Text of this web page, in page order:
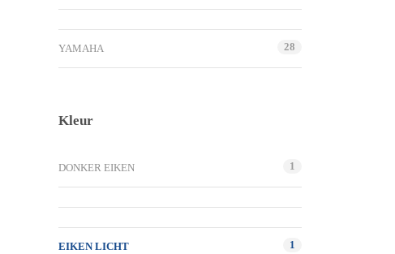
YAMAHA 28
Kleur
DONKER EIKEN 1
EIKEN LICHT 1